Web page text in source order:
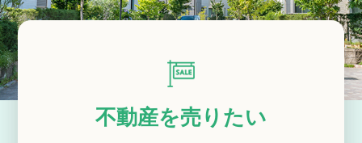
不動産を売りたい